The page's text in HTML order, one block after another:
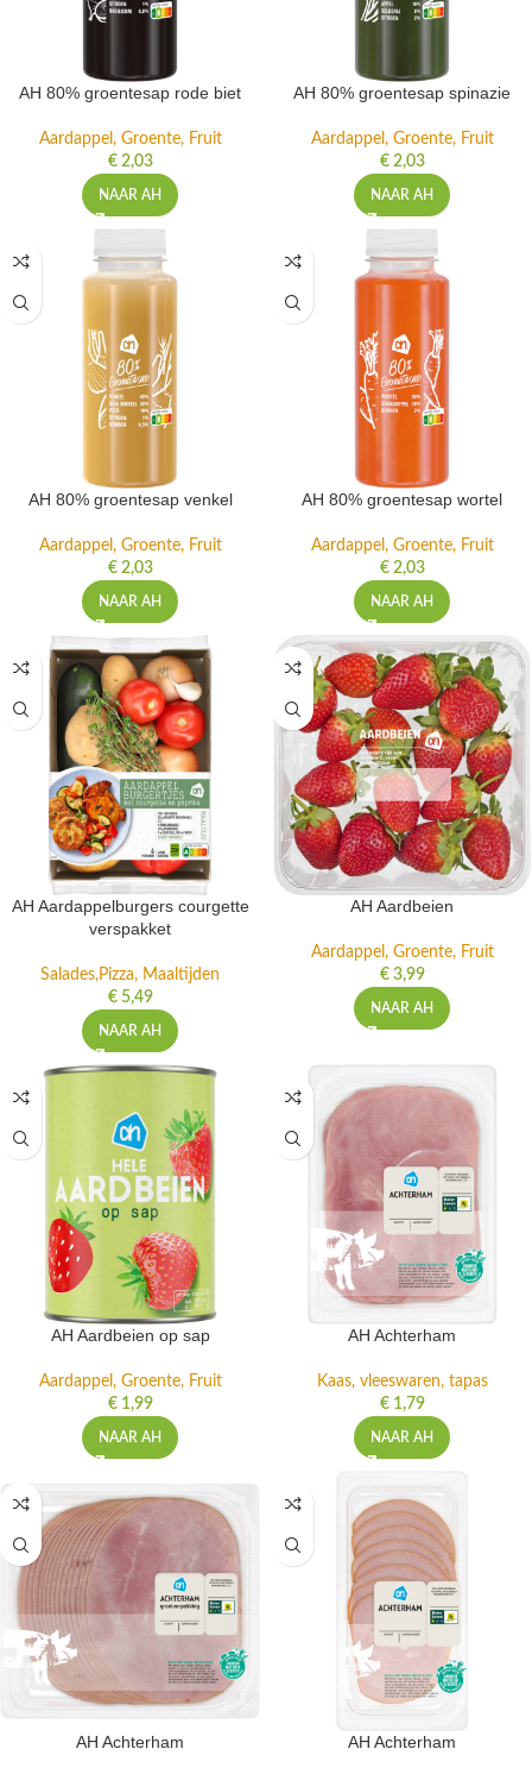
AH 80% groentesap rode biet
Aardappel, Groente, Fruit
€2,03
NAAR AH
AH 80% groentesap spinazie
Aardappel, Groente, Fruit
€2,03
NAAR AH
AH 80% groentesap venkel
Aardappel, Groente, Fruit
€2,03
NAAR AH
AH 80% groentesap wortel
Aardappel, Groente, Fruit
€2,03
NAAR AH
AH Aardappelburgers courgette
verspakket
Salades,Pizza, Maaltijden
€5,49
NAAR AH
AH Aardbeien
Aardappel, Groente, Fruit
€3,99
NAAR AH
AH Aardbeien op sap
Aardappel, Groente, Fruit
€1,99
NAAR AH
AH Achterham
Kaas, vleeswaren, tapas
€1,79
NAAR AH
AH Achterham AH Achterham